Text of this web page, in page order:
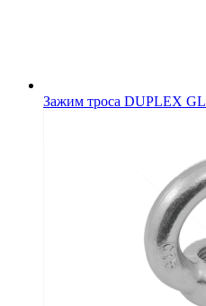
Зажим троса DUPLEX GL